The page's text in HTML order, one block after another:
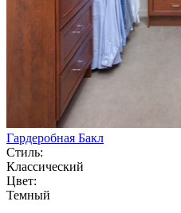
Гардеробная Бакл
Стиль:
Классический
Цвет:
Темный